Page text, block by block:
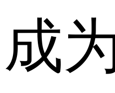
成